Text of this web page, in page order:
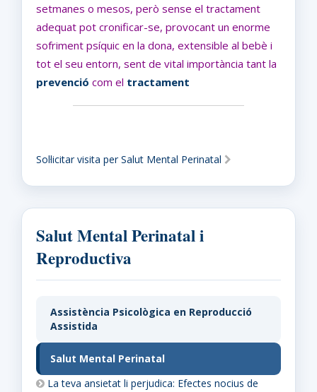
setmanes o mesos, però sense el tractament
adequat pot cronificar-se, provocant un enorme
sofriment psíquic en la dona, extensible al bebè i
tot el seu entorn, sent de vital importància tant la
prevenció com el tractament
Sol·licitar visita per Salut Mental Perinatal
Salut Mental Perinatal i
Reproductiva
Assistència Psicològica en Reproducció
Assistida
Salut Mental Perinatal
La teva ansietat li perjudica: Efectes nocius de